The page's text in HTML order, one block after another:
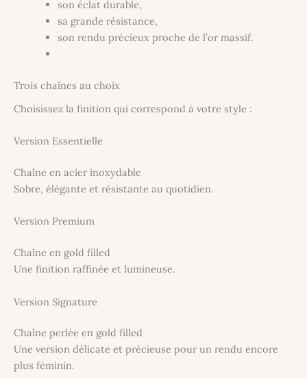
son éclat durable,
sa grande résistance,
son rendu précieux proche de l’or massif.
Trois chaînes au choix
Choisissez la finition qui correspond à votre style :
Version Essentielle
Chaîne en acier inoxydable
Sobre, élégante et résistante au quotidien.
Version Premium
Chaîne en gold filled
Une finition raffinée et lumineuse.
Version Signature
Chaîne perlée en gold filled
Une version délicate et précieuse pour un rendu encore
plus féminin.